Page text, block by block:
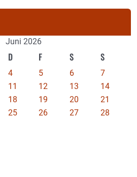
Juni 2026
D F S S
4 5 6
7
11 12 13
14
18 19 20
21
25 26 27
28